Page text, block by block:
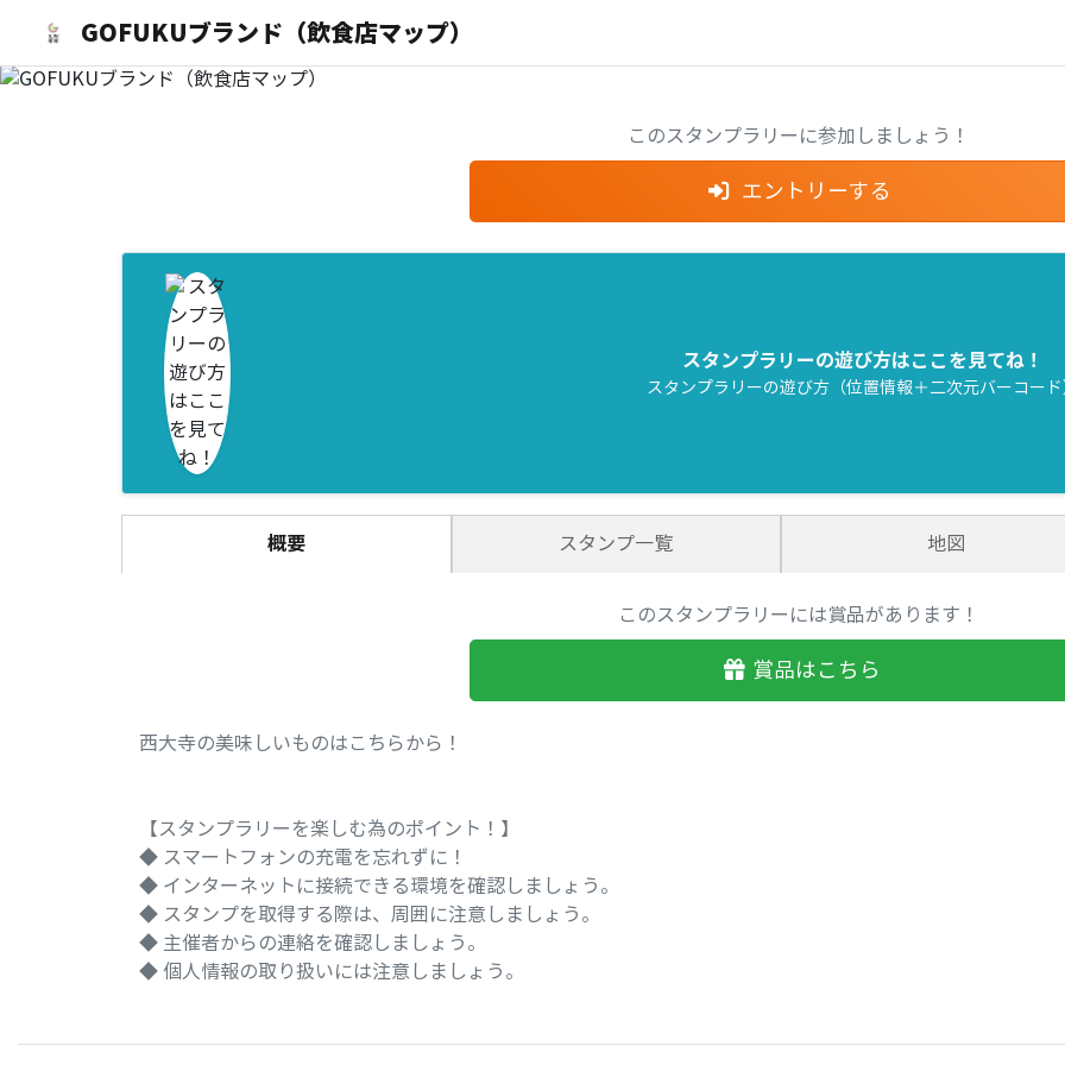
GOFUKUブランド（飲食店マップ）
このスタンプラリーに参加しましょう！
エントリーする
スタンプラリーの遊び方はここを見てね！
スタンプラリーの遊び方（位置情報＋二次元バーコー
概要 スタンプ一覧 地図
このスタンプラリーには賞品があります！
賞品はこちら
西大寺の美味しいものはこちらから！
【スタンプラリーを楽しむ為のポイント！】
◆ スマートフォンの充電を忘れずに！
◆ インターネットに接続できる環境を確認しましょう。
◆ スタンプを取得する際は、周囲に注意しましょう。
◆ 主催者からの連絡を確認しましょう。
◆ 個人情報の取り扱いには注意しましょう。